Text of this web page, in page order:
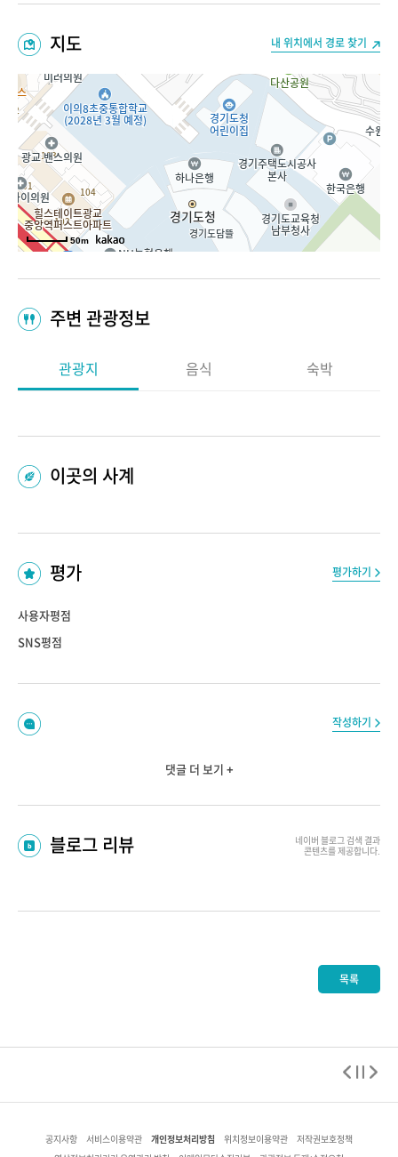
지도 내 위치에서 경로 찾기
50m
주변 관광정보
관광지 음식 숙박
이곳의 사계
평가 평가하기
사용자평점
SNS평점
작성하기
댓글 더 보기 +
블로그 리뷰 네이버 블로그 검색 결과
콘텐츠를 제공합니다.
목록
공지사항 서비스이용약관 개인정보처리방침 위치정보이용약관 저작권보호정책